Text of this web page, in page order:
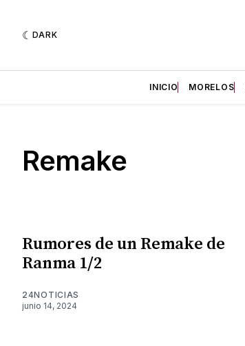
DARK
INICIO MORELOS
Remake
Rumores de un Remake de
Ranma 1/2
24NOTICIAS
junio 14, 2024